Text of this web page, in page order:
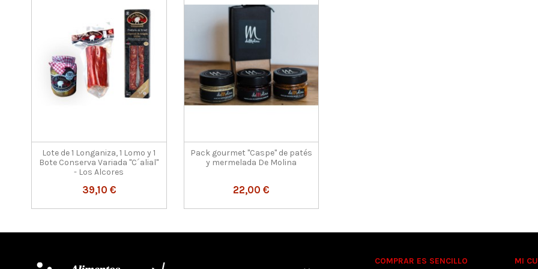
Lote de 1 Longaniza, 1 Lomo y 1
Bote Conserva Variada "C´alial"
- Los Alcores
39,10 €
Pack gourmet "Caspe" de patés
y mermelada De Molina
22,00 €
COMPRAR ES SENCILLO MI